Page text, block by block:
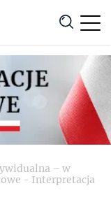
Anuluj
– w
- Interpretacja